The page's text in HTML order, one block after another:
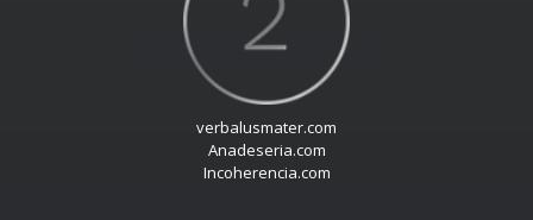
verbalusmater.com
Anadeseria.com
Incoherencia.com